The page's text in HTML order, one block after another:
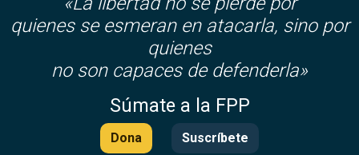
quienes se esmeran en atacarla, sino por
quienes
no son capaces de defenderla»
Súmate a la FPP
Dona Suscríbete